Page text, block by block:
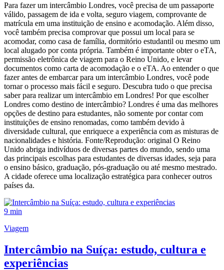
Para fazer um intercâmbio Londres, você precisa de um passaporte
válido, passagem de ida e volta, seguro viagem, comprovante de
matrícula em uma instituição de ensino e acomodação. Além disso,
você também precisa comprovar que possui um local para se
acomodar, como casa de família, dormitório estudantil ou mesmo um
local alugado por conta própria. Também é importante obter o eTA,
permissão eletrônica de viagem para o Reino Unido, e levar
documentos como carta de acomodação e o eTA. Ao entender o que
fazer antes de embarcar para um intercâmbio Londres, você pode
tornar o processo mais fácil e seguro. Descubra tudo o que precisa
saber para realizar um intercâmbio em Londres! Por que escolher
Londres como destino de intercâmbio? Londres é uma das melhores
opções de destino para estudantes, não somente por contar com
instituições de ensino renomadas, como também devido à
diversidade cultural, que enriquece a experiência com as misturas de
nacionalidades e história. Fonte/Reprodução: original O Reino
Unido abriga indivíduos de diversas partes do mundo, sendo uma
das principais escolhas para estudantes de diversas idades, seja para
o ensino básico, graduação, pós-graduação ou até mesmo mestrado.
A cidade oferece uma localização estratégica para conhecer outros
países da.
9 min
Viagem
Intercâmbio na Suíça: estudo, cultura e
experiências